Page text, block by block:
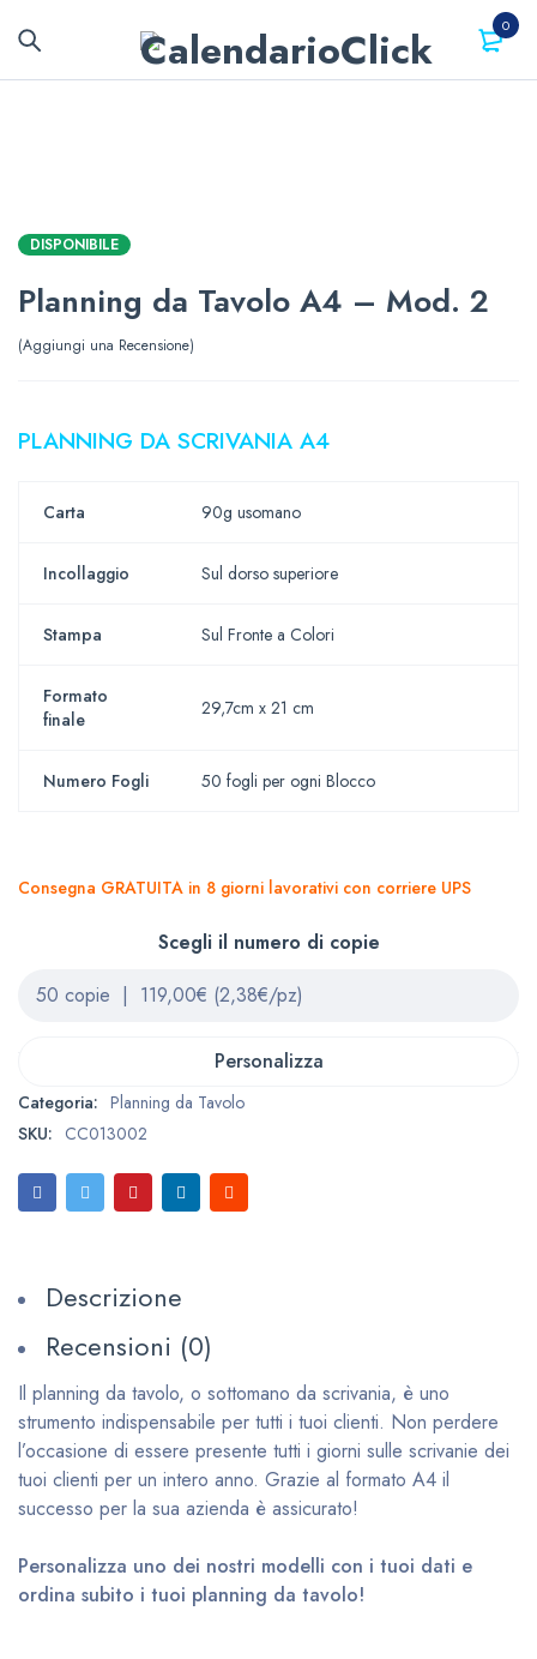
0
DISPONIBILE
Planning da Tavolo A4 – Mod. 2
Aggiungi una Recensione
PLANNING DA SCRIVANIA A4
Carta 90g usomano
Incollaggio Sul dorso superiore
Stampa Sul Fronte a Colori
Formato
finale
29,7cm x 21 cm
Numero Fogli 50 fogli per ogni Blocco
Consegna GRATUITA in 8 giorni lavorativi con corriere UPS
Scegli il numero di copie
Personalizza
Categoria: Planning da Tavolo
SKU: CC013002
Descrizione
Recensioni (0)
Il planning da tavolo, o sottomano da scrivania, è uno
strumento indispensabile per tutti i tuoi clienti. Non perdere
l’occasione di essere presente tutti i giorni sulle scrivanie dei
tuoi clienti per un intero anno. Grazie al formato A4 il
successo per la sua azienda è assicurato!
Personalizza uno dei nostri modelli con i tuoi dati e
ordina subito i tuoi planning da tavolo!